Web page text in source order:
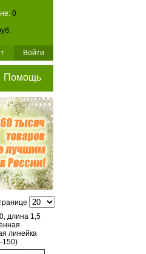
0
Войти
Помощь
длина 1,5
линейка
150)